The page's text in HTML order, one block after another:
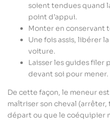
soient tendues quand
point d’appui.
Monter en conservant
Une fois assis, libérer
voiture.
Laisser les guides filer
devant soi pour mener.
De cette façon, le meneur
maîtriser son cheval
départ ou que le coéquipier